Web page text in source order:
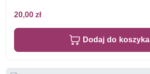
20,00 zł
Dodaj do koszyka